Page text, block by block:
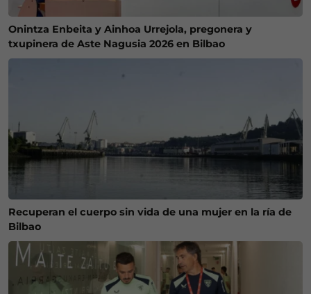
Onintza Enbeita y Ainhoa Urrejola, pregonera y
txupinera de Aste Nagusia 2026 en Bilbao
Recuperan el cuerpo sin vida de una mujer en la ría de
Bilbao